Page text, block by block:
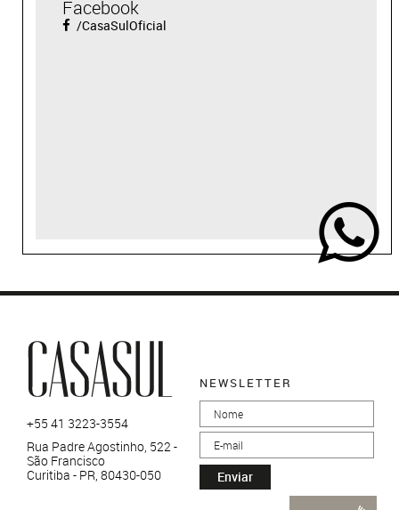
Facebook
/CasaSulOficial
+55 41 3223-3554
Rua Padre Agostinho, 522 -
São Francisco
Curitiba - PR, 80430-050
NEWSLETTER
Enviar